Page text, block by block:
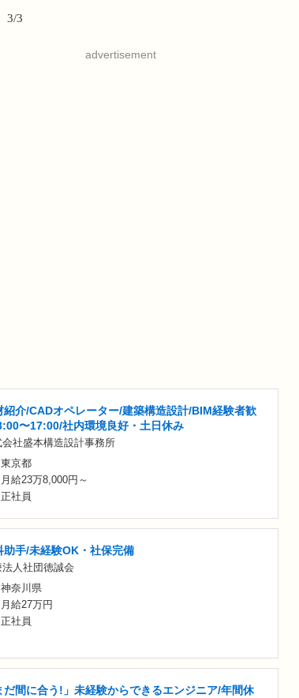
3/3
advertisement
紹介/CADオペレーター/建築構造設計/BIM経験者歓
〜17:00/社内環境良好・土日休み
会社盛本構造設計事務所
東京都
月給23万8,000円～
正社員
助手/未経験OK・社保完備
法人社団徳誠会
神奈川県
月給27万円
正社員
だ間に合う!」未経験からできるエンジニア/年間休